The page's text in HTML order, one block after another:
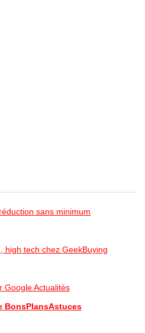
sans minimum
high tech chez GeekBuying
Google Actualités
BonsPlansAstuces